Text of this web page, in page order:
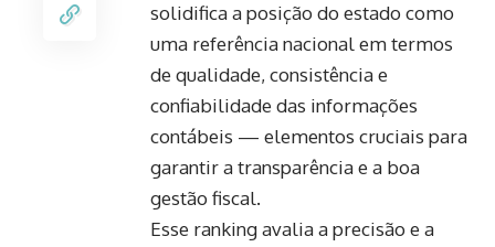
solidifica a posição do estado como
uma referência nacional em termos
de qualidade, consistência e
confiabilidade das informações
contábeis — elementos cruciais para
garantir a transparência e a boa
gestão fiscal.
Esse ranking avalia a precisão e a